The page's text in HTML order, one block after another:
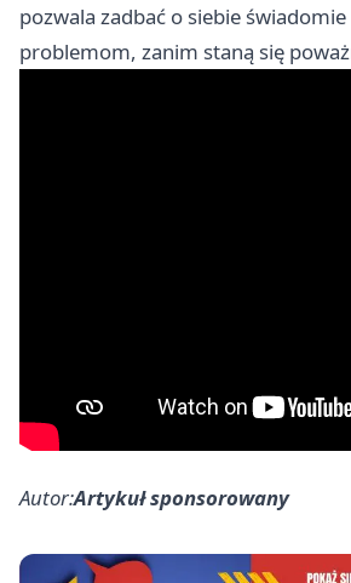
pozwala zadbać o siebie
problemom, zanim staną się
Autor:Artykuł sponsorowany